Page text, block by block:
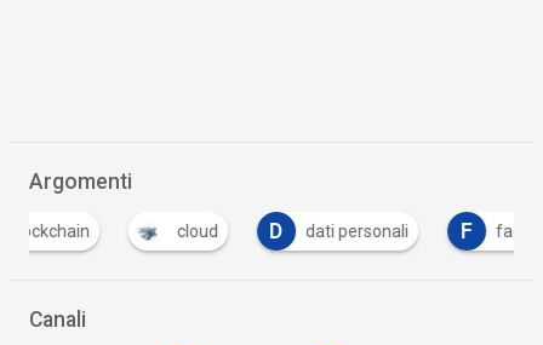
Argomenti
cloud D dati personali F facebook
Canali